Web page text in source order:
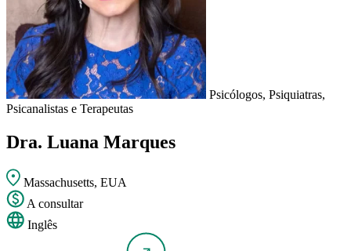
Psicólogos, Psiquiatras,
Psicanalistas e Terapeutas
Dra. Luana Marques
Massachusetts, EUA
A consultar
Inglês